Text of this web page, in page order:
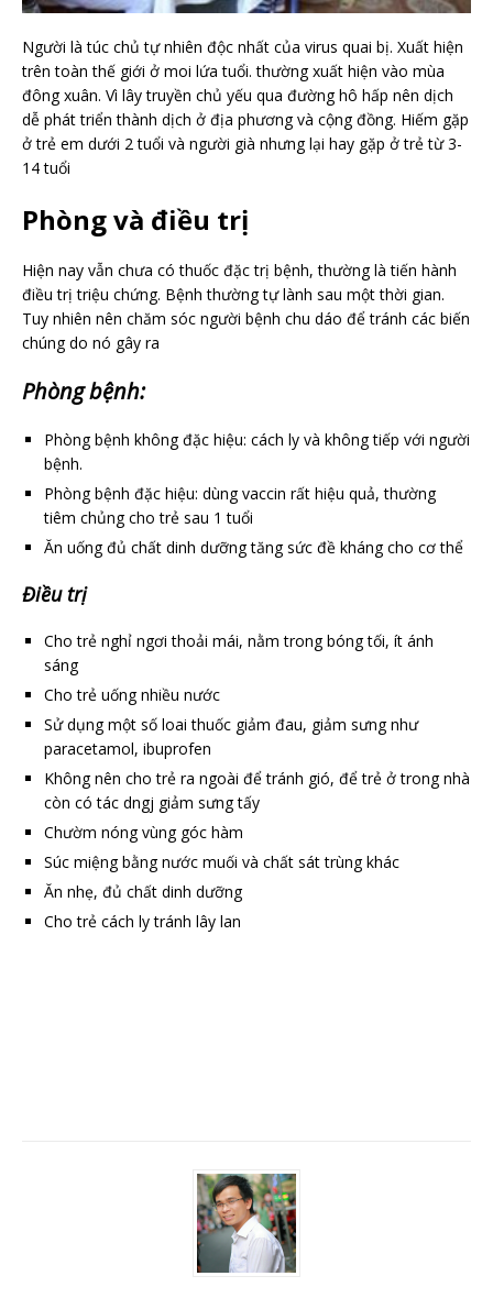
Người là túc chủ tự nhiên độc nhất của virus quai bị. Xuất hiện
trên toàn thế giới ở moi lứa tuổi. thường xuất hiện vào mùa
đông xuân. Vì lây truyền chủ yếu qua đường hô hấp nên dịch
dễ phát triển thành dịch ở địa phương và cộng đồng. Hiếm gặp
ở trẻ em dưới 2 tuổi và người già nhưng lại hay gặp ở trẻ từ 3-
14 tuổi
Phòng và điều trị
Hiện nay vẫn chưa có thuốc đặc trị bệnh, thường là tiến hành
điều trị triệu chứng. Bệnh thường tự lành sau một thời gian.
Tuy nhiên nên chăm sóc người bệnh chu dáo để tránh các biến
chúng do nó gây ra
Phòng bệnh:
Phòng bệnh không đặc hiệu: cách ly và không tiếp với người
bệnh.
Phòng bệnh đặc hiệu: dùng vaccin rất hiệu quả, thường
tiêm chủng cho trẻ sau 1 tuổi
Ăn uống đủ chất dinh dưỡng tăng sức đề kháng cho cơ thể
Điều trị
Cho trẻ nghỉ ngơi thoải mái, nằm trong bóng tối, ít ánh
sáng
Cho trẻ uống nhiều nước
Sử dụng một số loai thuốc giảm đau, giảm sưng như
paracetamol, ibuprofen
Không nên cho trẻ ra ngoài để tránh gió, để trẻ ở trong nhà
còn có tác dngj giảm sưng tấy
Chườm nóng vùng góc hàm
Súc miệng bằng nước muối và chất sát trùng khác
Ăn nhẹ, đủ chất dinh dưỡng
Cho trẻ cách ly tránh lây lan